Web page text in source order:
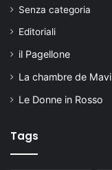
Senza categoria
Editoriali
il Pagellone
La chambre de Mavi
Le Donne in Rosso
Tags